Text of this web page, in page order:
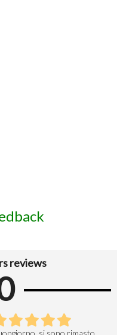
reviews